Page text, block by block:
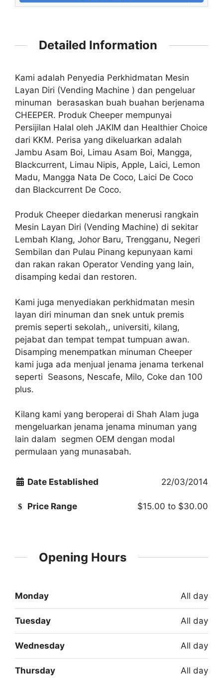
Detailed Information
Kami adalah Penyedia Perkhidmatan Mesin
Layan Diri (Vending Machine ) dan pengeluar
minuman berasaskan buah buahan berjenama
CHEEPER. Produk Cheeper mempunyai
Persijilan Halal oleh JAKIM dan Healthier Choice
dari KKM. Perisa yang dikeluarkan adalah
Jambu Asam Boi, Limau Asam Boi, Mangga,
Blackcurrent, Limau Nipis, Apple, Laici, Lemon
Madu, Mangga Nata De Coco, Laici De Coco
dan Blackcurrent De Coco.
Produk Cheeper diedarkan menerusi rangkain
Mesin Layan Diri (Vending Machine) di sekitar
Lembah Klang, Johor Baru, Trengganu, Negeri
Sembilan dan Pulau Pinang kepunyaan kami
dan rakan rakan Operator Vending yang lain,
disamping kedai dan restoren.
Kami juga menyediakan perkhidmatan mesin
layan diri minuman dan snek untuk premis
premis seperti sekolah,, universiti, kilang,
pejabat dan tempat tempat tumpuan awan.
Disamping menempatkan minuman Cheeper
kami juga ada menjual jenama jenama terkenal
seperti Seasons, Nescafe, Milo, Coke dan 100
plus.
Kilang kami yang beroperai di Shah Alam juga
mengeluarkan jenama jenama minuman yang
lain dalam segmen OEM dengan modal
permulaan yang munasabah.
Date Established 22/03/2014
Price Range $15.00 to $30.00
Opening Hours
Monday All day
Tuesday All day
Wednesday All day
Thursday All day